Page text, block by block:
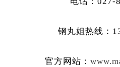
钢丸姐热线：
官方网站：